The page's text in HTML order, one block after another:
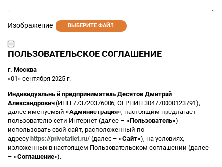
Изображение ВЫБЕРИТЕ ФАЙЛ
ПОЛЬЗОВАТЕЛЬСКОЕ СОГЛАШЕНИЕ
г. Москва
«01» сентября 2025 г.
Индивидуальный предприниматель Десятов Дмитрий
Александрович (ИНН 773720376006, ОГРНИП 304770000123791),
далее именуемый «Администрация», настоящим предлагает
пользователю сети Интернет (далее – «Пользователь»)
использовать свой сайт, расположенный по
адресу https://privetatlet.ru/ (далее – «Сайт»), на условиях,
изложенных в настоящем Пользовательском соглашении (далее
– «Соглашение»).